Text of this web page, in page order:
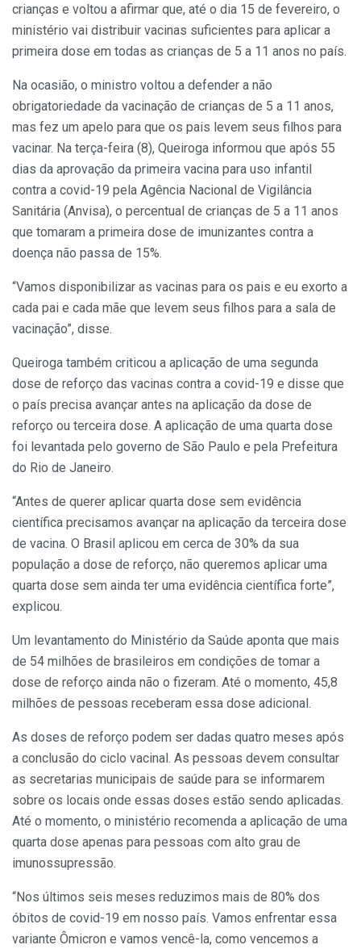
crianças e voltou a afirmar que, até o dia 15 de fevereiro, o
ministério vai distribuir vacinas suficientes para aplicar a
primeira dose em todas as crianças de 5 a 11 anos no país.
Na ocasião, o ministro voltou a defender a não
obrigatoriedade da vacinação de crianças de 5 a 11 anos,
mas fez um apelo para que os pais levem seus filhos para
vacinar. Na terça-feira (8), Queiroga informou que após 55
dias da aprovação da primeira vacina para uso infantil
contra a covid-19 pela Agência Nacional de Vigilância
Sanitária (Anvisa), o percentual de crianças de 5 a 11 anos
que tomaram a primeira dose de imunizantes contra a
doença não passa de 15%.
“Vamos disponibilizar as vacinas para os pais e eu exorto a
cada pai e cada mãe que levem seus filhos para a sala de
vacinação”, disse.
Queiroga também criticou a aplicação de uma segunda
dose de reforço das vacinas contra a covid-19 e disse que
o país precisa avançar antes na aplicação da dose de
reforço ou terceira dose. A aplicação de uma quarta dose
foi levantada pelo governo de São Paulo e pela Prefeitura
do Rio de Janeiro.
“Antes de querer aplicar quarta dose sem evidência
científica precisamos avançar na aplicação da terceira dose
de vacina. O Brasil aplicou em cerca de 30% da sua
população a dose de reforço, não queremos aplicar uma
quarta dose sem ainda ter uma evidência científica forte”,
explicou.
Um levantamento do Ministério da Saúde aponta que mais
de 54 milhões de brasileiros em condições de tomar a
dose de reforço ainda não o fizeram. Até o momento, 45,8
milhões de pessoas receberam essa dose adicional.
As doses de reforço podem ser dadas quatro meses após
a conclusão do ciclo vacinal. As pessoas devem consultar
as secretarias municipais de saúde para se informarem
sobre os locais onde essas doses estão sendo aplicadas.
Até o momento, o ministério recomenda a aplicação de uma
quarta dose apenas para pessoas com alto grau de
imunossupressão.
“Nos últimos seis meses reduzimos mais de 80% dos
óbitos de covid-19 em nosso país. Vamos enfrentar essa
variante Ômicron e vamos vencê-la, como vencemos a